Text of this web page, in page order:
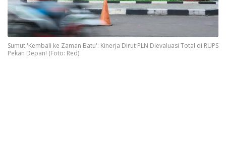
Sumut 'Kembali ke Zaman Batu': Kinerja Dirut PLN Dievaluasi Total di RUPS
Pekan Depan! (Foto: Red)